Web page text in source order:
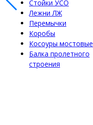
Стойки УСО
Лежни ЛЖ
Перемычки
Коробы
Косоуры мостовые
Балка пролетного
строения